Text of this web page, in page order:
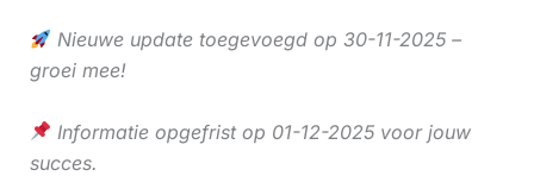
Nieuwe update toegevoegd op 30-11-2025 –
groei mee!
Informatie opgefrist op 01-12-2025 voor jouw
succes.